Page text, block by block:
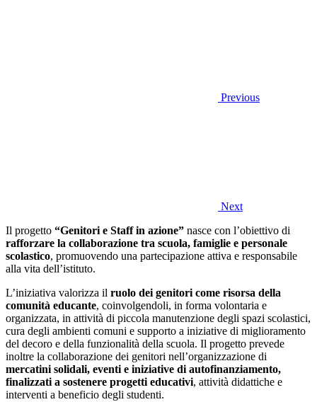
Previous
Next
Il progetto “Genitori e Staff in azione” nasce con l’obiettivo di
rafforzare la collaborazione tra scuola, famiglie e personale
scolastico, promuovendo una partecipazione attiva e responsabile
alla vita dell’istituto.
L’iniziativa valorizza il ruolo dei genitori come risorsa della
comunità educante, coinvolgendoli, in forma volontaria e
organizzata, in attività di piccola manutenzione degli spazi scolastici,
cura degli ambienti comuni e supporto a iniziative di miglioramento
del decoro e della funzionalità della scuola. Il progetto prevede
inoltre la collaborazione dei genitori nell’organizzazione di
mercatini solidali, eventi e iniziative di autofinanziamento,
finalizzati a sostenere progetti educativi, attività didattiche e
interventi a beneficio degli studenti.